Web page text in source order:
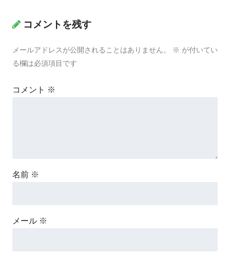
コメントを残す
メールアドレスが公開されることはありません。 ※ が付いてい
る欄は必須項目です
コメント ※
名前 ※
メール ※